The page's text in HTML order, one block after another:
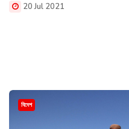
20 Jul 2021
বিদেশ